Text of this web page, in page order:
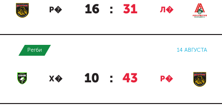
Р� 16 : 31 Л�
Регби 14 АВГУСТА
Х� 10 : 43 Р�